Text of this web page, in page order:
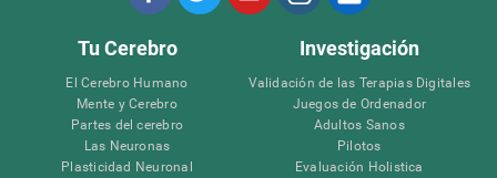
Tu Cerebro
El Cerebro Humano
Mente y Cerebro
Partes del cerebro
Las Neuronas
Plasticidad Neuronal
Investigación
Validación de las Terapias Digitales
Juegos de Ordenador
Adultos Sanos
Pilotos
Evaluación Holistica